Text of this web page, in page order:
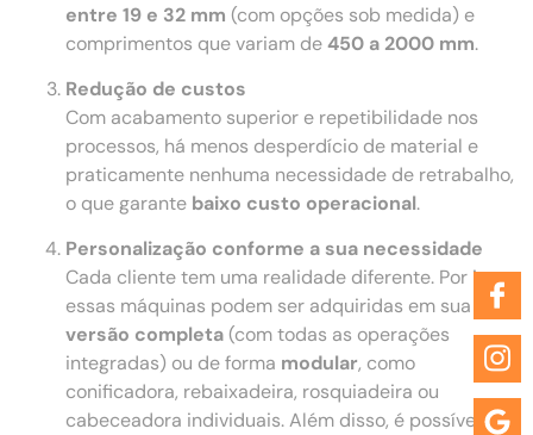
entre 19 e 32 mm (com opções sob medida) e
comprimentos que variam de450 a 2000 mm.
Redução de custos
Com acabamento superior e repetibilidade nos
processos, há menos desperdício de material e
praticamente nenhuma necessidade de retrabalho,
o que garante baixo custo operacional.
Personalização conforme a sua necessidade
Cada cliente tem uma realidade diferente. Por isso,
essas máquinas podem ser adquiridas em sua
versão completa (com todas as operações
integradas) ou de forma modular, como
conificadora, rebaixadeira, rosquiadeira ou
cabeceadora individuais. Além disso, é possível